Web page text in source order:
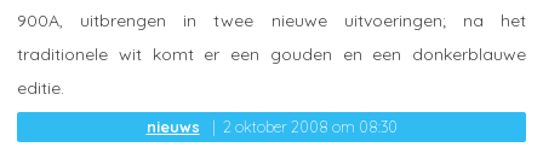
nieuws 2 oktober 2008 om 08:30
900A, uitbrengen in twee nieuwe uitvoeringen; na het
traditionele wit komt er een gouden en een donkerblauwe
editie.